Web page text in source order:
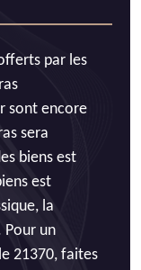
par les
sont encore
sera
biens est
est
la
un
21370, faites